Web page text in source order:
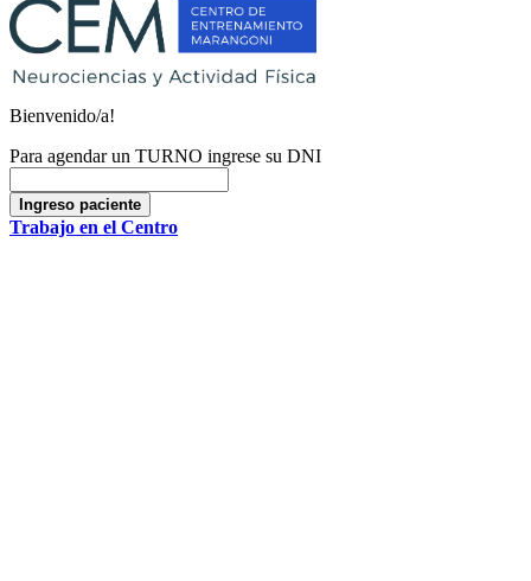
Bienvenido/a!
Para agendar un TURNO ingrese su DNI
Ingreso paciente
Trabajo en el Centro